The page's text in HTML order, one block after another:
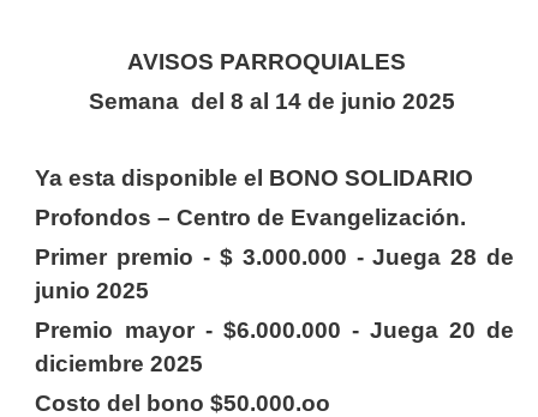
AVISOS PARROQUIALES
Semana del 8 al 14 de junio 2025
Ya esta disponible el BONO SOLIDARIO
Profondos – Centro de Evangelización.
Primer premio - $ 3.000.000 - Juega 28 de
junio 2025
Premio mayor - $6.000.000 - Juega 20 de
diciembre 2025
Costo del bono $50.000.oo